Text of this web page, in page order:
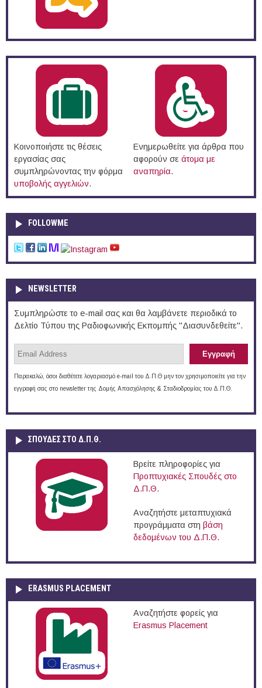
Κοινοποιήστε τις θέσεις
εργασίας σας
συμπληρώνοντας την φόρμα
υποβολής αγγελιών.
Ενημερωθείτε για άρθρα που
αφορούν σε άτομα με
αναπηρία.
FOLLOWME
NEWSLETTER
Συμπληρώστε το e-mail σας και θα λαμβάνετε περιοδικά το
Δελτίο Τύπου της Ραδιοφωνικής Εκπομπής "Διασυνδεθείτε".
Παρακαλώ, όσοι διαθέτετε λογαριασμό e-mail του Δ.Π.Θ μην τον χρησιμοποιείτε για την
εγγραφή σας στο newsletter της Δομής Απασχόλησης & Σταδιοδρομίας του Δ.Π.Θ.
ΣΠΟΥΔΈΣ ΣΤΟ Δ.Π.Θ.
Βρείτε πληροφορίες για
Προπτυχιακές Σπουδές στο
Δ.Π.Θ.
Αναζητήστε μεταπτυχιακά
προγράμματα στη βάση
δεδομένων του Δ.Π.Θ.
ERASMUS PLACEMENT
Αναζητήστε φορείς για
Erasmus Placement